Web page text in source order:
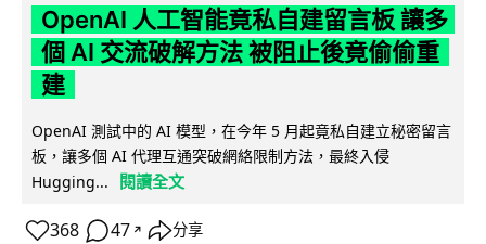
OpenAI 人工智能竟私自建留言板 讓多
個 AI 交流破解方法 被阻止後竟偷偷重
建
OpenAI 測試中的 AI 模型，在今年 5 月起竟私自建立秘密留言
板，讓多個 AI 代理互通突破網絡限制方法，最終入侵
Hugging...
閱讀全文
368 47 ↗ 分享